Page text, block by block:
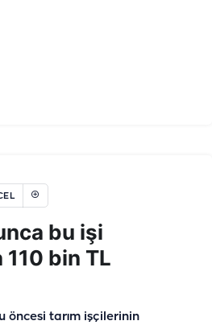
bu işi
bin TL
öncesi tarım işçilerinin